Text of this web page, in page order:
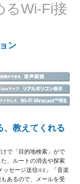
るWi-Fi接
ン
、教えてくれる
で「目的地検索」がで
、ルートの消去や探索
ッセージ送信※2 」「音楽
あるので、メールを受